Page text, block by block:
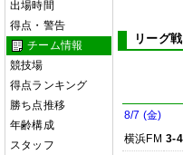
出場時間
得点・警告
チーム情報
競技場
得点ランキング
勝ち点推移
年齢構成
スタッフ
リーグ戦
8/7 (金)
横浜FM 3-4